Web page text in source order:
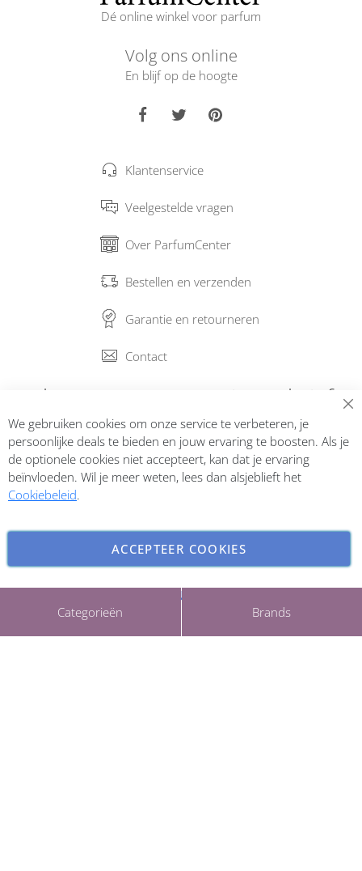
Categorieën Brands
Dé online winkel voor parfum
Volg ons online
En blijf op de hoogte
Klantenservice
Veelgestelde vragen
Over ParfumCenter
Bestellen en verzenden
Garantie en retourneren
Contact
Abonneer op onze nieuwsbrief
Inschrijven
Copyright © 2026 ParfumCenter.nl. All rights reserved.
We gebruiken cookies om onze service te verbeteren, je
persoonlijke deals te bieden en jouw ervaring te boosten. Als je
de optionele cookies niet accepteert, kan dat je ervaring
beïnvloeden. Wil je meer weten, lees dan alsjeblieft het
Cookiebeleid.
ACCEPTEER COOKIES
INSTELLINGEN AANPASSEN